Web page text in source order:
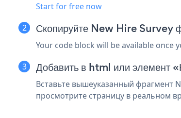
Start for free now
Скопируйте New Hire Survey
Your code block will be available once
Добавить в html или элемент
Вставьте вышеуказанный фрагмент
просмотрите страницу в реальном